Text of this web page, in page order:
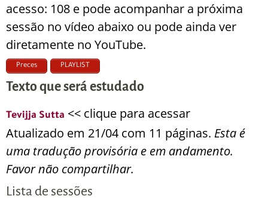
acesso: 108 e pode acompanhar a próxima
sessão no vídeo abaixo ou pode ainda ver
diretamente no YouTube.
Preces PLAYLIST
Texto que será estudado
Tevijja Sutta << clique para acessar
Atualizado em 21/04 com 11 páginas. Esta é
uma tradução provisória e em andamento.
Favor não compartilhar.
Lista de sessões